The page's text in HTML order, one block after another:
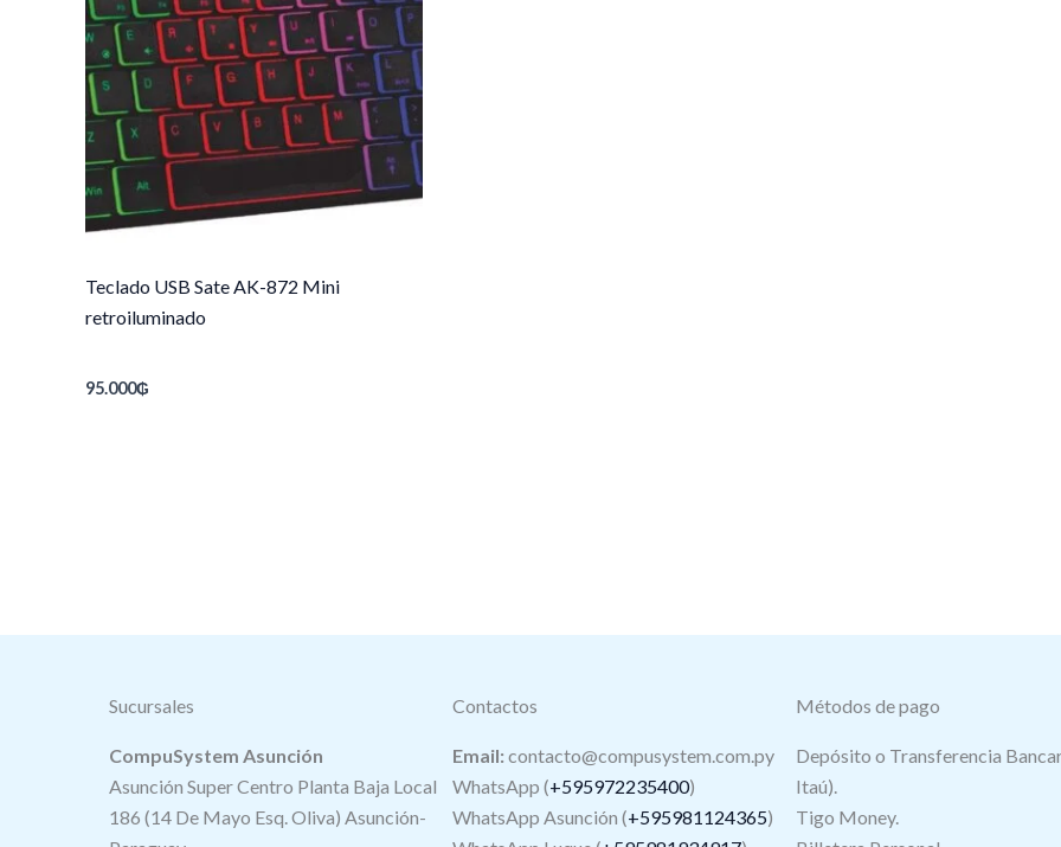
Teclado USB Sate AK-872 Mini
retroiluminado
95.000₲
Sucursales Contactos Métodos de pago
CompuSystem Asunción
Asunción Super Centro Planta Baja Local
186 (14 De Mayo Esq. Oliva) Asunción-
Email: contacto@compusystem.com.py
WhatsApp (+595972235400)
WhatsApp Asunción (+595981124365)
Depósito o Transferencia
Itaú).
Tigo Money.